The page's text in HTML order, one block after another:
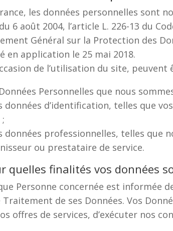
les données personnelles sont
6 août 2004, l’article L. 226-13 du
Général sur la Protection des
en application le 25 mai 2018.
de l’utilisation du site,
Personnelles que nous
données d’identification, telles que
données professionnelles, telles que
ou prestataire de service.
quelles finalités vos données
Personne concernée est informée
Traitement de ses Données. Vos
offres de services, d’exécuter nos